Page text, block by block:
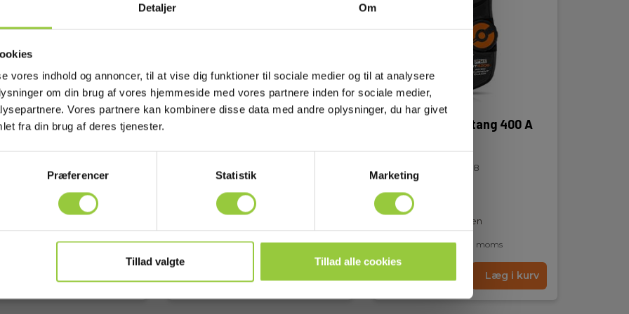
Detaljer Om
vores indhold og annoncer, til at vise dig funktioner til sociale medier og til at analysere
om din brug af vores hjemmeside med vores partnere inden for sociale medier,
Vores partnere kan kombinere disse data med andre oplysninger, du har givet
fra din brug af deres tjenester.
Præferencer Statistik Marketing
Tillad valgte Tillad alle cookies
TS24
8798324045
Excl. moms
EL-NR 6398901598
2.245,00 DKK Excl. moms
HT 4006 Strømtang 400 A
EAN 8033100846508
EL-NR 8798339946
Snart på lager igen
720,00 DKK Excl. moms
Læg i kurv